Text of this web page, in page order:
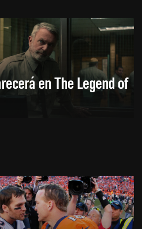
en The Legend of